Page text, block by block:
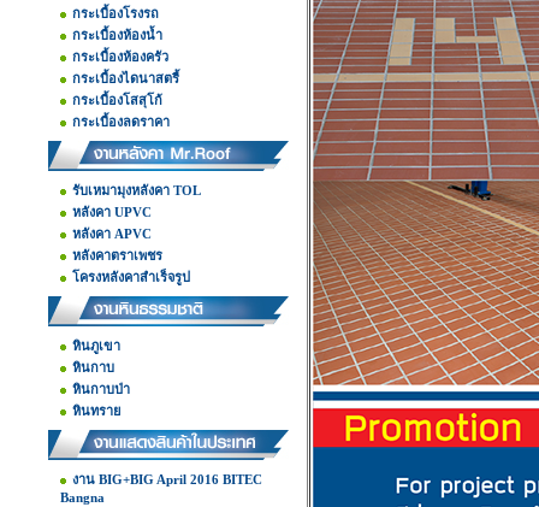
กระเบื้องโรงรถ
กระเบื้องห้องน้ำ
กระเบื้องห้องครัว
กระเบื้องไดนาสตรี้
กระเบื้องโสสุโก้
กระเบื้องลดราคา
รับเหมามุงหลังคา TOL
หลังคา UPVC
หลังคา APVC
หลังคาตราเพชร
โครงหลังคาสำเร็จรูป
หินภูเขา
หินกาบ
หินกาบป่า
หินทราย
งาน BIG+BIG April 2016 BITEC
Bangna